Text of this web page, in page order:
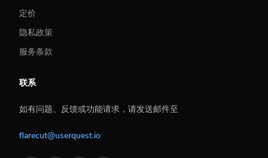
定价
隐私政策
服务条款
联系
如有问题、反馈或功能请求，请发送邮件至
flarecut@userquest.io